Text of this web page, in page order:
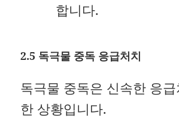
합니다.
2.5 독극물 중독 응급처치
독극물 중독은 신속한 응
한 상황입니다.